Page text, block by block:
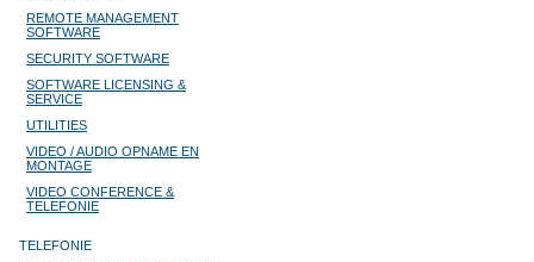
REMOTE MANAGEMENT
SOFTWARE
SECURITY SOFTWARE
SOFTWARE LICENSING &
SERVICE
UTILITIES
VIDEO / AUDIO OPNAME EN
MONTAGE
VIDEO CONFERENCE &
TELEFONIE
TELEFONIE